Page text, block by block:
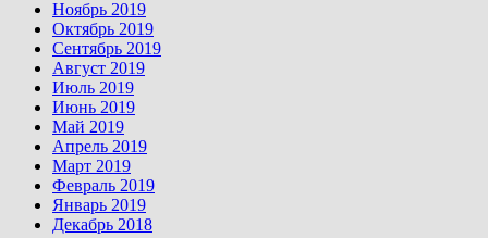
Ноябрь 2019
Октябрь 2019
Сентябрь 2019
Август 2019
Июль 2019
Июнь 2019
Май 2019
Апрель 2019
Март 2019
Февраль 2019
Январь 2019
Декабрь 2018